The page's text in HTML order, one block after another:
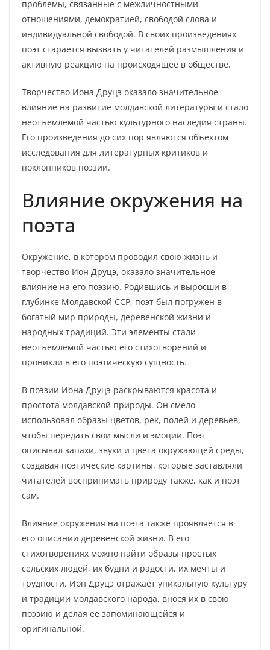
проблемы, связанные с межличностными
отношениями, демократией, свободой слова и
индивидуальной свободой. В своих произведениях
поэт старается вызвать у читателей размышления и
активную реакцию на происходящее в обществе.
Творчество Иона Друцэ оказало значительное
влияние на развитие молдавской литературы и стало
неотъемлемой частью культурного наследия страны.
Его произведения до сих пор являются объектом
исследования для литературных критиков и
поклонников поэзии.
Влияние окружения на
поэта
Окружение, в котором проводил свою жизнь и
творчество Ион Друцэ, оказало значительное
влияние на его поэзию. Родившись и выросши в
глубинке Молдавской ССР, поэт был погружен в
богатый мир природы, деревенской жизни и
народных традиций. Эти элементы стали
неотъемлемой частью его стихотворений и
проникли в его поэтическую сущность.
В поэзии Иона Друцэ раскрываются красота и
простота молдавской природы. Он смело
использовал образы цветов, рек, полей и деревьев,
чтобы передать свои мысли и эмоции. Поэт
описывал запахи, звуки и цвета окружающей среды,
создавая поэтические картины, которые заставляли
читателей воспринимать природу также, как и поэт
сам.
Влияние окружения на поэта также проявляется в
его описании деревенской жизни. В его
стихотворениях можно найти образы простых
сельских людей, их будни и радости, их мечты и
трудности. Ион Друцэ отражает уникальную культуру
и традиции молдавского народа, внося их в свою
поэзию и делая ее запоминающейся и
оригинальной.